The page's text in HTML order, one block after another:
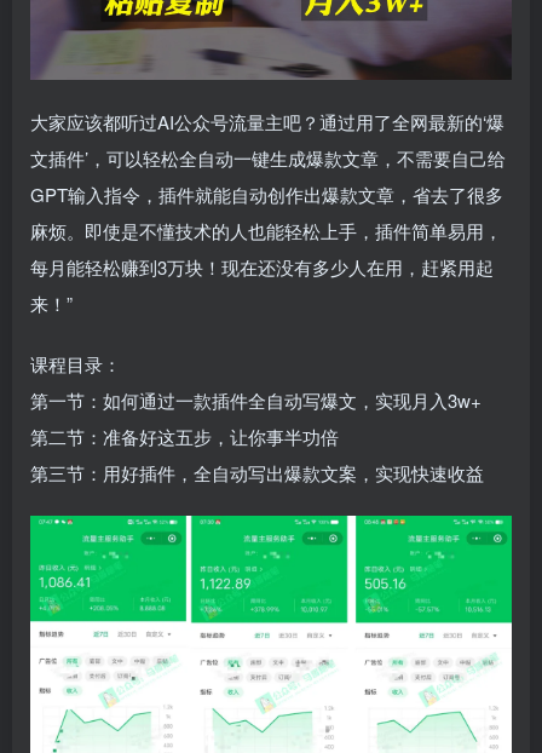
大家应该都听过AI公众号流量主吧？通过用了全网最新的‘爆
文插件’，可以轻松全自动一键生成爆款文章，不需要自己给
GPT输入指令，插件就能自动创作出爆款文章，省去了很多
麻烦。即使是不懂技术的人也能轻松上手，插件简单易用，
每月能轻松赚到3万块！现在还没有多少人在用，赶紧用起
来！”
课程目录：
第一节：如何通过一款插件全自动写爆文，实现月入3w+
第二节：准备好这五步，让你事半功倍
第三节：用好插件，全自动写出爆款文案，实现快速收益